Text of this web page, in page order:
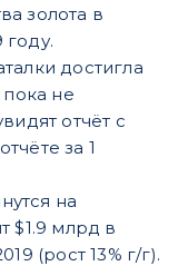
золота в
году.
достигла
пока не
отчёт с
за 1
на
$1.9 млрд в
(рост 13% г/г).